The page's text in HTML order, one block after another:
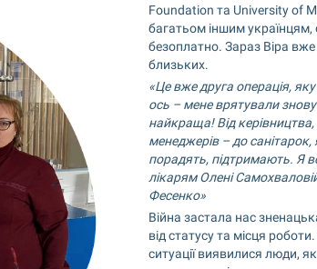
Foundation та University of
багатьом іншим
безоплатно. Зараз Віра вже
близьких.
«Це вже друга операція,
ось – мене врятували
найкраща! Від керівництва,
менеджерів – до
порадять, підтримають. Я
лікарям Олені
Фесенко»
Війна застала нас
від статусу та місця
ситуації виявилися люди,